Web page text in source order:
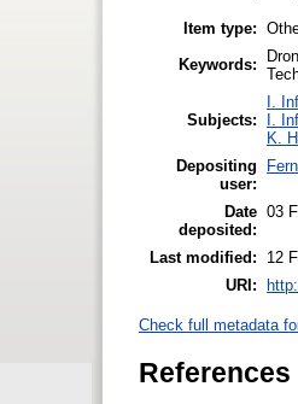
Item type:
Keywords:
Subjects:
I.
I.
K.
Depositing
user:
Date
deposited:
03
Last modified:
12
URI:
Check full metadata
References